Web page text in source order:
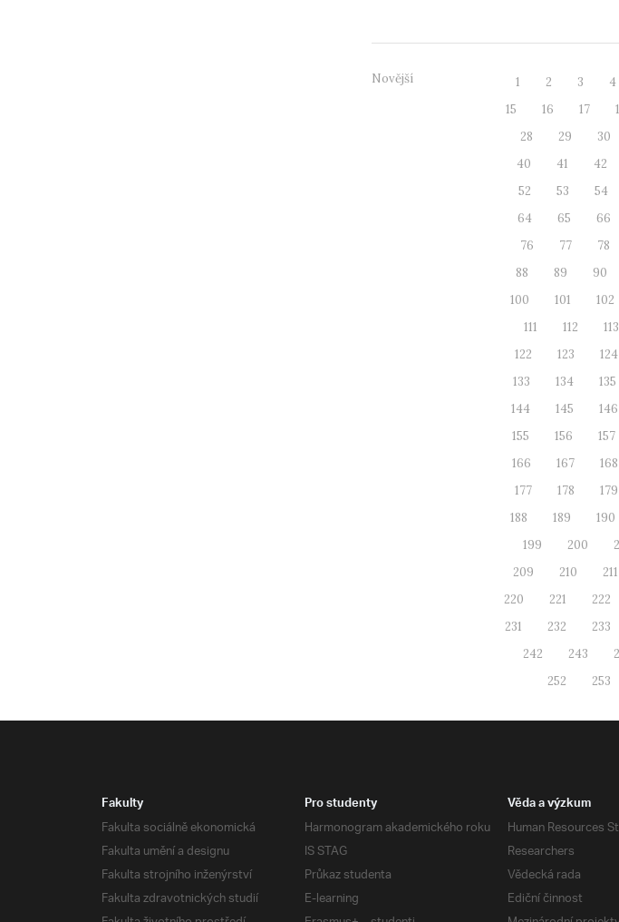
Novější 1 2 3 4
15
16 17
28
29 30
40
41 42
52
53 54
64
65 66
76
77 78
88
89 90
100
101 102
111
112 113
122
123 124
133
134 135
144
145 146
155
156 157
166
167 168
177
178 179
188
189 190
199
200
209
210 211
220
221 222
231
232 233
242
243
252
253
Fakulty
Fakulta sociálně ekonomická
Fakulta umění a designu
Fakulta strojního inženýrství
Fakulta zdravotnických studií
Pro studenty
Harmonogram akademického roku
IS STAG
Průkaz studenta
E-learning
Věda a výzkum
Human Resources
Researchers
Vědecká rada
Ediční činnost